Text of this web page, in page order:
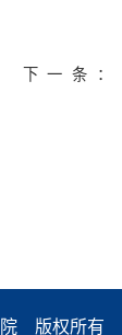
下一条：
院 版权所有